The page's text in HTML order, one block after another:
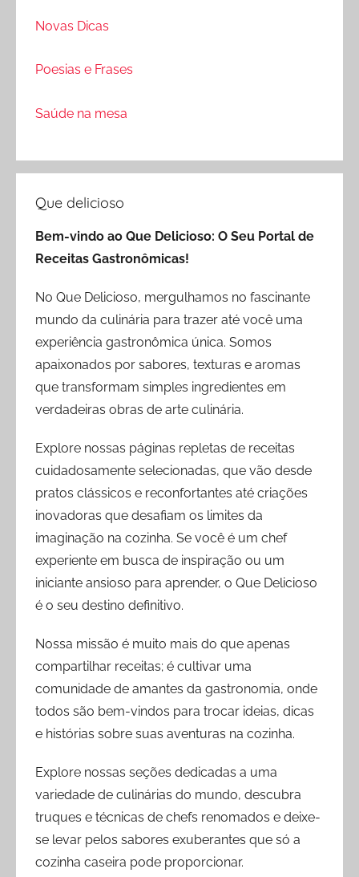
Novas Dicas
Poesias e Frases
Saúde na mesa
Que delicioso
Bem-vindo ao Que Delicioso: O Seu Portal de
Receitas Gastronômicas!
No Que Delicioso, mergulhamos no fascinante
mundo da culinária para trazer até você uma
experiência gastronômica única. Somos
apaixonados por sabores, texturas e aromas
que transformam simples ingredientes em
verdadeiras obras de arte culinária.
Explore nossas páginas repletas de receitas
cuidadosamente selecionadas, que vão desde
pratos clássicos e reconfortantes até criações
inovadoras que desafiam os limites da
imaginação na cozinha. Se você é um chef
experiente em busca de inspiração ou um
iniciante ansioso para aprender, o Que Delicioso
é o seu destino definitivo.
Nossa missão é muito mais do que apenas
compartilhar receitas; é cultivar uma
comunidade de amantes da gastronomia, onde
todos são bem-vindos para trocar ideias, dicas
e histórias sobre suas aventuras na cozinha.
Explore nossas seções dedicadas a uma
variedade de culinárias do mundo, descubra
truques e técnicas de chefs renomados e deixe-
se levar pelos sabores exuberantes que só a
cozinha caseira pode proporcionar.